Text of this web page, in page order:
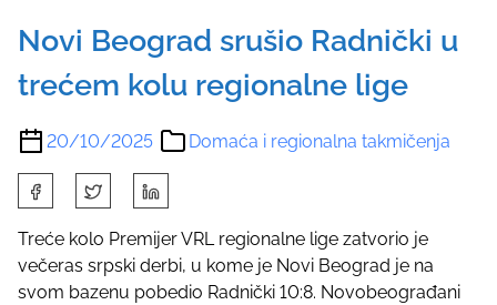
Novi Beograd srušio Radnički u
trećem kolu regionalne lige
20/10/2025 Domaća i regionalna takmičenja
h
a
r
e
Treće kolo Premijer VRL regionalne lige zatvorio je
večeras srpski derbi, u kome je Novi Beograd je na
svom bazenu pobedio Radnički 10:8. Novobeograđani